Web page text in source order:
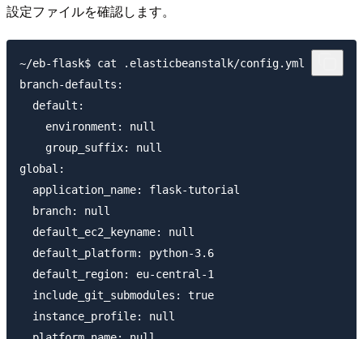
設定ファイルを確認します。
~/eb-flask$ cat .elasticbeanstalk/config.yml
branch-defaults:
  default:
    environment: null
    group_suffix: null
global:
  application_name: flask-tutorial
  branch: null
  default_ec2_keyname: null
  default_platform: python-3.6
  default_region: eu-central-1
  include_git_submodules: true
  instance_profile: null